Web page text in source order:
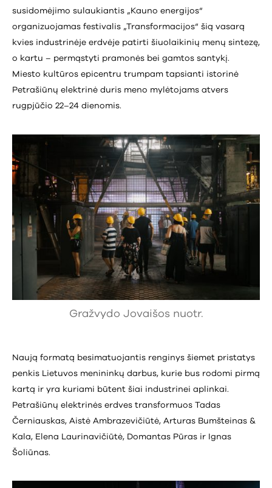
susidomėjimo sulaukiantis „Kauno energijos“
organizuojamas festivalis „Transformacijos“ šią vasarą
kvies industrinėje erdvėje patirti šiuolaikinių menų sintezę,
o kartu – permąstyti pramonės bei gamtos santykį.
Miesto kultūros epicentru trumpam tapsianti istorinė
Petrašiūnų elektrinė duris meno mylėtojams atvers
rugpjūčio 22–24 dienomis.
Gražvydo Jovaišos nuotr.
Naują formatą besimatuojantis renginys šiemet pristatys
penkis Lietuvos menininkų darbus, kurie bus rodomi pirmą
kartą ir yra kuriami būtent šiai industrinei aplinkai.
Petrašiūnų elektrinės erdves transformuos Tadas
Černiauskas, Aistė Ambrazevičiūtė, Arturas Bumšteinas &
Kala, Elena Laurinavičiūtė, Domantas Pūras ir Ignas
Šoliūnas.